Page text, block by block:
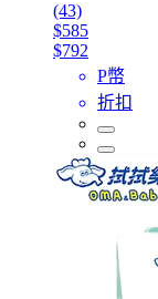
(43)
$585
$792
P幣
折扣